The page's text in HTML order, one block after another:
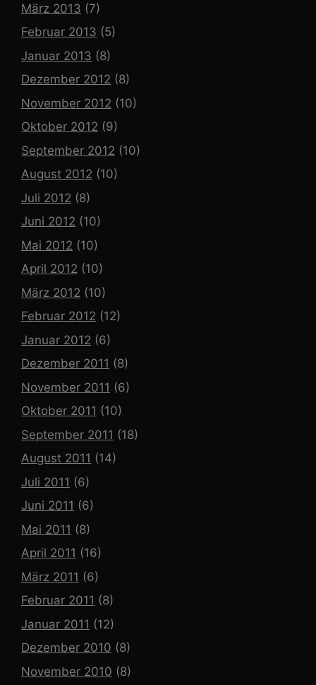
März 2013 (7)
Februar 2013 (5)
Januar 2013 (8)
Dezember 2012 (8)
November 2012 (10)
Oktober 2012 (9)
September 2012 (10)
August 2012 (10)
Juli 2012 (8)
Juni 2012 (10)
Mai 2012 (10)
April 2012 (10)
März 2012 (10)
Februar 2012 (12)
Januar 2012 (6)
Dezember 2011 (8)
November 2011 (6)
Oktober 2011 (10)
September 2011 (18)
August 2011 (14)
Juli 2011 (6)
Juni 2011 (6)
Mai 2011 (8)
April 2011 (16)
März 2011 (6)
Februar 2011 (8)
Januar 2011 (12)
Dezember 2010 (8)
November 2010 (8)